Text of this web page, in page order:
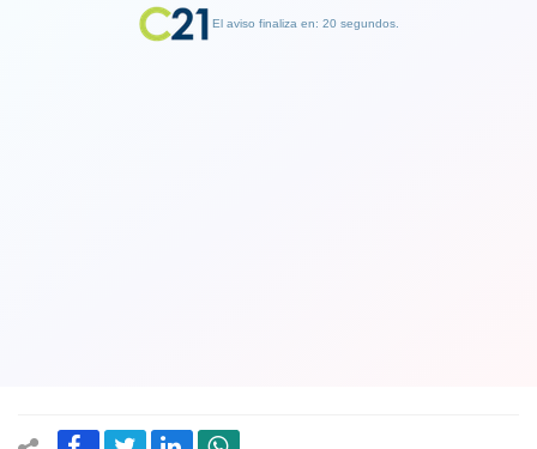
El aviso finaliza en: 19 segundos.